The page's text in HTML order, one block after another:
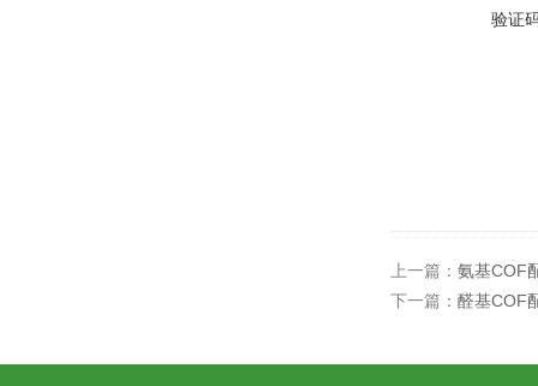
验证
上一篇： 氨基COF
下一篇： 醛基COF